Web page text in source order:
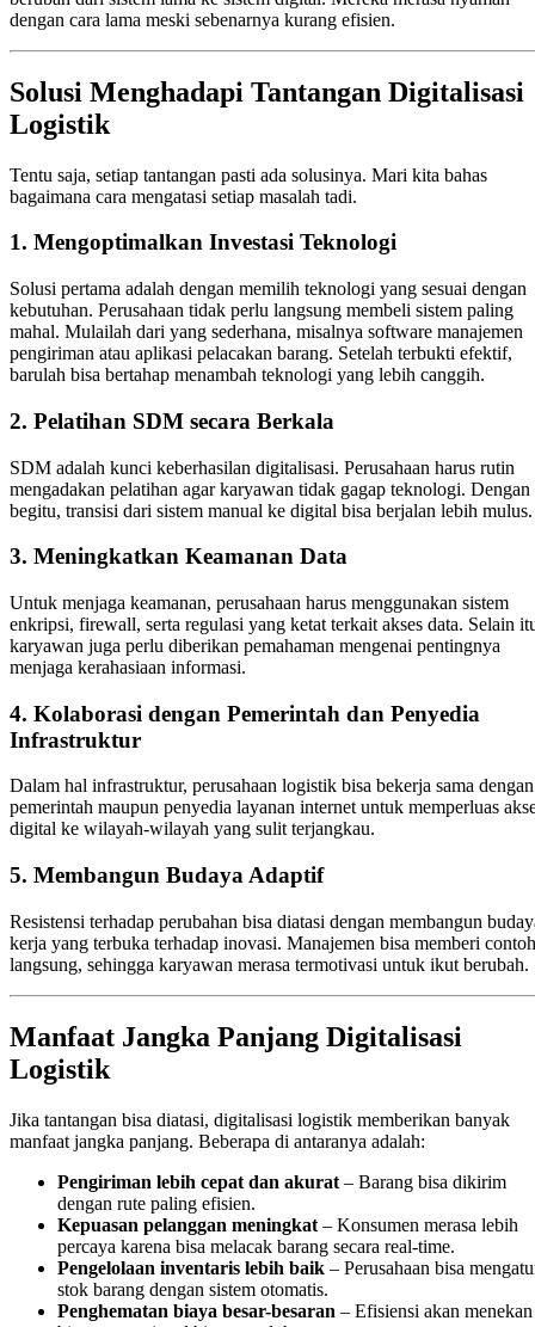
dengan cara lama meski sebenarnya kurang efisien.
Solusi Menghadapi Tantangan Digitalisasi
Logistik
Tentu saja, setiap tantangan pasti ada solusinya. Mari kita bahas
bagaimana cara mengatasi setiap masalah tadi.
1. Mengoptimalkan Investasi Teknologi
Solusi pertama adalah dengan memilih teknologi yang sesuai dengan
kebutuhan. Perusahaan tidak perlu langsung membeli sistem paling
mahal. Mulailah dari yang sederhana, misalnya software manajemen
pengiriman atau aplikasi pelacakan barang. Setelah terbukti efektif,
barulah bisa bertahap menambah teknologi yang lebih canggih.
2. Pelatihan SDM secara Berkala
SDM adalah kunci keberhasilan digitalisasi. Perusahaan harus rutin
mengadakan pelatihan agar karyawan tidak gagap teknologi. Dengan
begitu, transisi dari sistem manual ke digital bisa berjalan lebih mulus.
3. Meningkatkan Keamanan Data
Untuk menjaga keamanan, perusahaan harus menggunakan sistem
enkripsi, firewall, serta regulasi yang ketat terkait akses data. Selain
karyawan juga perlu diberikan pemahaman mengenai pentingnya
menjaga kerahasiaan informasi.
4. Kolaborasi dengan Pemerintah dan Penyedia
Infrastruktur
Dalam hal infrastruktur, perusahaan logistik bisa bekerja sama dengan
pemerintah maupun penyedia layanan internet untuk memperluas
digital ke wilayah-wilayah yang sulit terjangkau.
5. Membangun Budaya Adaptif
Resistensi terhadap perubahan bisa diatasi dengan membangun
kerja yang terbuka terhadap inovasi. Manajemen bisa memberi contoh
langsung, sehingga karyawan merasa termotivasi untuk ikut berubah.
Manfaat Jangka Panjang Digitalisasi
Logistik
Jika tantangan bisa diatasi, digitalisasi logistik memberikan banyak
manfaat jangka panjang. Beberapa di antaranya adalah:
Pengiriman lebih cepat dan akurat – Barang bisa dikirim
dengan rute paling efisien.
Kepuasan pelanggan meningkat – Konsumen merasa lebih
percaya karena bisa melacak barang secara real-time.
Pengelolaan inventaris lebih baik – Perusahaan bisa
stok barang dengan sistem otomatis.
Penghematan biaya besar-besaran – Efisiensi akan menekan